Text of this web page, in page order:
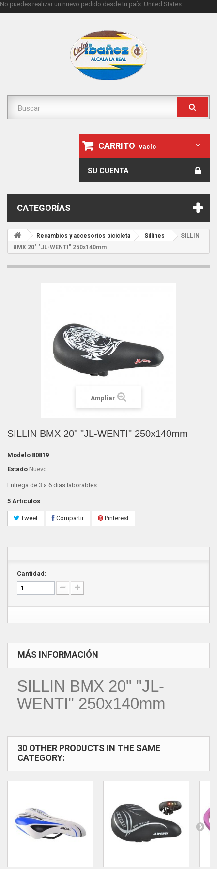
No puedes realizar un nuevo pedido desde tu país. United States
CARRITO vacío
SU CUENTA
CATEGORÍAS
Recambios y accesorios bicicleta Sillines
SILLIN
BMX 20" "JL-WENTI" 250x140mm
Ampliar
SILLIN BMX 20" "JL-WENTI" 250x140mm
Modelo 80819
Estado Nuevo
Entrega de 3 a 6 dias laborables
5 Artículos
Tweet Compartir Pinterest
Cantidad:
MÁS INFORMACIÓN
SILLIN BMX 20" "JL-
WENTI" 250x140mm
30 OTHER PRODUCTS IN THE SAME
CATEGORY: